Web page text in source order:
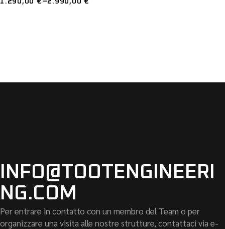
INFO@TOOTENGINEERI
NG.COM
Per entrare in contatto con un membro del Team o per
organizzare una visita alle nostre strutture, contattaci via e-